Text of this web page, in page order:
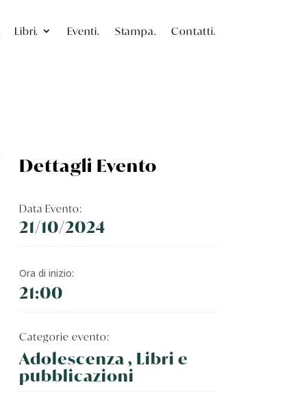
Libri. Eventi. Stampa. Contatti.
Dettagli Evento
Data Evento:
21/10/2024
Ora di inizio:
21:00
Categorie evento:
Adolescenza , Libri e
pubblicazioni